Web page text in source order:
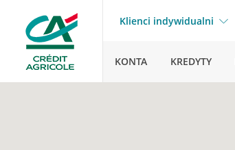
Klienci indywidualni
KONTA KREDYTY